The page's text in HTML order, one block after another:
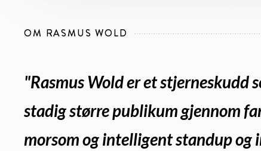
OM RASMUS WOLD
"Rasmus Wold er et stjerneskudd
stadig større publikum gjennom
morsom og intelligent standup og